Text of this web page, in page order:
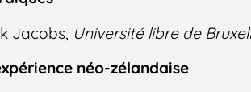
Jacobs, Université libre de
néo-zélandaise